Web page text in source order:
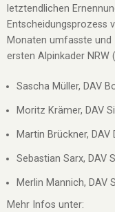
letztendlichen
Entscheidungsprozess
Monaten umfasste
ersten Alpinkader NRW
Sascha Müller, DAV
Moritz Krämer, DAV
Martin Brückner, DAV
Sebastian Sarx, DAV
Merlin Mannich, DAV
Mehr Infos unter: